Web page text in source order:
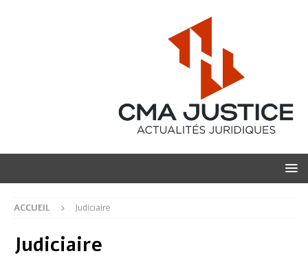
ACCUEIL Judiciaire
Judiciaire